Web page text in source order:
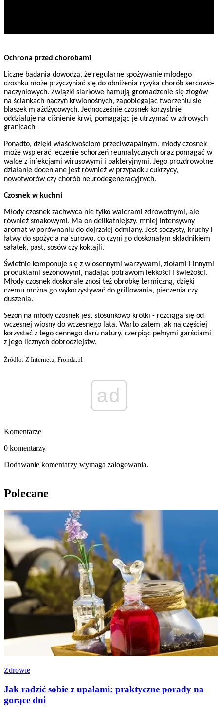
Ochrona przed chorobami
Liczne badania dowodzą, że regularne spożywanie młodego
czosnku może przyczyniać się do obniżenia ryzyka chorób sercowo-
naczyniowych. Związki siarkowe hamują gromadzenie się złogów
na ściankach naczyń krwionośnych, zapobiegając tworzeniu się
blaszek miażdżycowych. Jednocześnie czosnek korzystnie
oddziałuje na ciśnienie krwi, pomagając je utrzymać w zdrowych
granicach.
Ponadto, dzięki właściwościom przeciwzapalnym, młody czosnek
może wspierać leczenie schorzeń reumatycznych oraz pomagać w
walce z infekcjami wirusowymi i bakteryjnymi. Jego prozdrowotne
działanie doceniane jest również w przypadku cukrzycy,
nowotworów czy chorób neurodegeneracyjnych.
Czosnek w kuchni
Młody czosnek zachwyca nie tylko walorami zdrowotnymi, ale
również smakowymi. Ma on delikatniejszy, mniej intensywny
aromat w porównaniu do dojrzałej odmiany. Jest soczysty, kruchy i
łatwy do spożycia na surowo, co czyni go doskonałym składnikiem
sałatek, past, sosów czy koktajli.
Świetnie komponuje się z wiosennymi warzywami, ziołami i innymi
produktami sezonowymi, nadając potrawom lekkości i świeżości.
Młody czosnek doskonale znosi też obróbkę termiczną, dzięki
czemu można go wykorzystywać do grillowania, pieczenia czy
duszenia.
Sezon na młody czosnek jest stosunkowo krótki - rozciąga się od
wczesnej wiosny do wczesnego lata. Warto zatem jak najczęściej
korzystać z tego cennego daru natury, czerpiąc pełnymi garściami
z jego licznych dobrodziejstw.
Źródło: Z Internetu, Fronda.pl
ad
Komentarze
0 komentarzy
Dodawanie komentarzy wymaga zalogowania.
Polecane
Zdrowie
Jak radzić sobie z upałami: praktyczne porady na
gorące dni